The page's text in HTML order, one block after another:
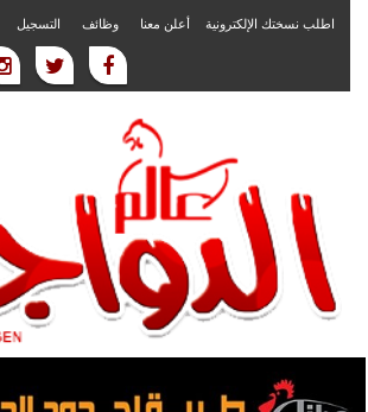
اطلب نسختك الإلكترونية أعلن معنا وظائف التسجيل